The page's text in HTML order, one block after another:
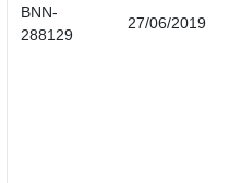
BNN-
288129
27/06/2019